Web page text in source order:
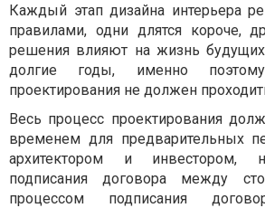
Каждый этап дизайна интерьера
правилами, одни длятся короче,
решения влияют на жизнь будущих
долгие годы, именно
проектирования не должен
Весь процесс проектирования
временем для предварительных
архитектором и инвестором,
подписания договора между
процессом подписания